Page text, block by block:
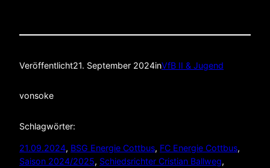
Veröffentlicht21. September 2024inVfB II & Jugend
vonsoke
Schlagwörter:
21.09.2024, BSG Energie Cottbus, FC Energie Cottbus
Saison 2024/2025, Schiedsrichter Cristian Ballweg